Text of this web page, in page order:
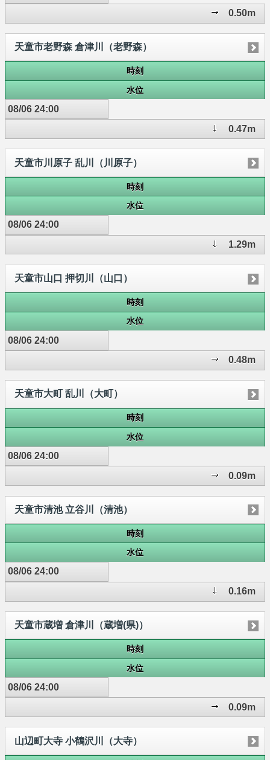
0.50m
天童市老野森 倉津川（老野森）
時刻
水位
08/06 24:00
0.47m
天童市川原子 乱川（川原子）
時刻
水位
08/06 24:00
1.29m
天童市山口 押切川（山口）
時刻
水位
08/06 24:00
0.48m
天童市大町 乱川（大町）
時刻
水位
08/06 24:00
0.09m
天童市清池 立谷川（清池）
時刻
水位
08/06 24:00
0.16m
天童市蔵増 倉津川（蔵増(県)）
時刻
水位
08/06 24:00
0.09m
山辺町大寺 小鶴沢川（大寺）